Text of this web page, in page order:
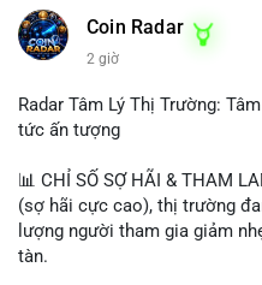
Coin Radar
2 giờ
Radar Tâm Lý Thị Trường:
tức ấn tượng
📊 CHỈ SỐ SỢ HÃI & THAM
(sợ hãi cực cao), thị trường
lượng người tham gia giảm
tàn.